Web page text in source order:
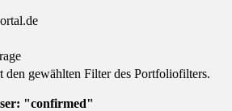
den gewählten Filter des Portfoliofilters.
"confirmed"